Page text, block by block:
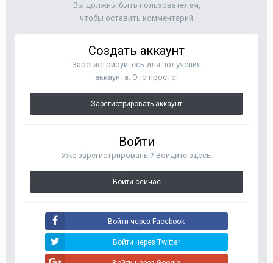
Вы должны быть пользователем,
чтобы оставить комментарий
Создать аккаунт
Зарегистрируйтесь для получения
аккаунта. Это просто!
Зарегистрировать аккаунт
Войти
Уже зарегистрированы? Войдите здесь.
Войти сейчас
Войти через Facebook
Войти через Twitter